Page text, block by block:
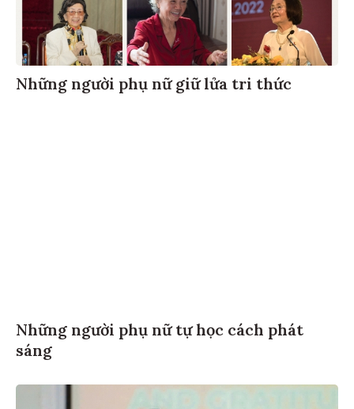
Những người phụ nữ giữ lửa tri thức
Những người phụ nữ tự học cách phát
sáng